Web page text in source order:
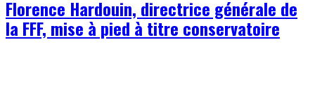
Florence Hardouin, directrice générale de
la FFF, mise à pied à titre conservatoire